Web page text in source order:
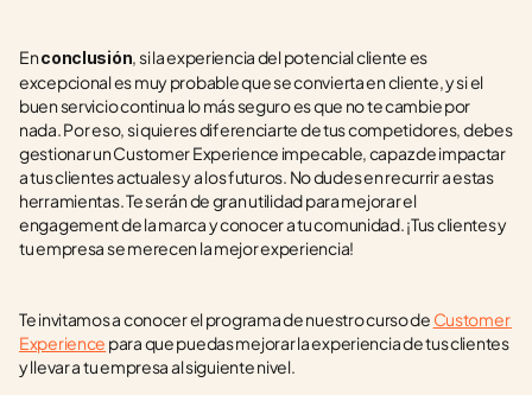
En conclusión, si la experiencia del potencial cliente es
excepcional es muy probable que se convierta en cliente, y si el
buen servicio continua lo más seguro es que no te cambie por
nada. Por eso, si quieres diferenciarte de tus competidores, debes
gestionar un Customer Experience impecable, capaz de impactar
a tus clientes actuales y a los futuros. No dudes en recurrir a estas
herramientas. Te serán de gran utilidad para mejorar el
engagement de la marca y conocer a tu comunidad. ¡Tus clientes y
tu empresa se merecen la mejor experiencia!
Te invitamos a conocer el programa de nuestro curso de Customer
Experience para que puedas mejorar la experiencia de tus clientes
y llevar a tu empresa al siguiente nivel.